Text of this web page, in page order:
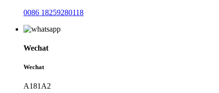
0086 18259280118
Wechat
Wechat
A181A2